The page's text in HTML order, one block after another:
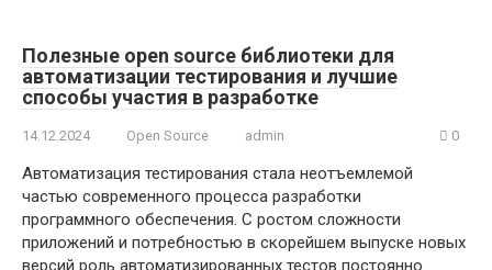
Полезные open source библиотеки для
автоматизации тестирования и лучшие
способы участия в разработке
14.12.2024 Open Source admin 0
Автоматизация тестирования стала неотъемлемой
частью современного процесса разработки
программного обеспечения. С ростом сложности
приложений и потребностью в скорейшем выпуске новых
версий роль автоматизированных тестов постоянно